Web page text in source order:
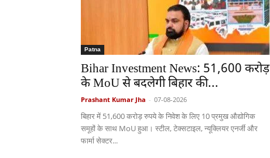
Patna
Bihar Investment News: 51,600 करोड़
के MoU से बदलेगी बिहार की...
Prashant Kumar Jha - 07-08-2026
बिहार में 51,600 करोड़ रुपये के निवेश के लिए 10 प्रमुख औद्योगिक
समूहों के साथ MoU हुआ। स्टील, टेक्सटाइल, न्यूक्लियर एनर्जी और
फार्मा सेक्टर...